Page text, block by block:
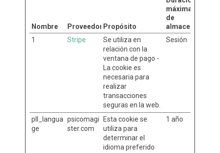
Nombre Proveedor Propósito
máxima
de
1
Stripe
Se utiliza en
relación con la
ventana de pago -
La cookie es
necesaria para
realizar
transacciones
seguras en la web.
Sesión
pll_langua
ge
psicomagi
ster.com
Esta cookie se
utiliza para
determinar el
idioma preferido
1 año